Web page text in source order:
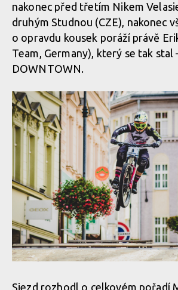
nakonec před třetím Nikem
druhým Studnou (CZE), nakonec
o opravdu kousek poráží právě
Team, Germany), který se tak stal
DOWNTOWN.
Sjezd rozhodl o celkovém pořadí